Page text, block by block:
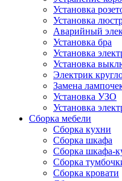
Установка
Установка
Аварийный
Установка бра
Установка
Установка
Электрик
Замена
Установка УЗО
Установка
Сборка мебели
Сборка кухни
Сборка шкафа
Сборка шкафа-
Сборка
Сборка кровати